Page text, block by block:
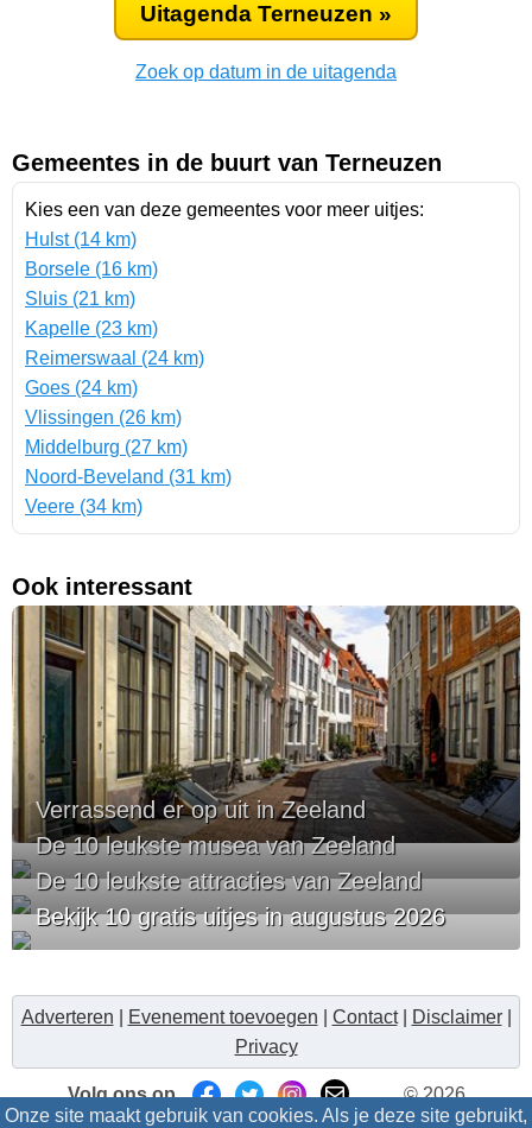
Onze site maakt gebruik van cookies. Als je deze site gebruikt,
Uitagenda Terneuzen »
Zoek op datum in de uitagenda
Gemeentes in de buurt van Terneuzen
Kies een van deze gemeentes voor meer uitjes:
Hulst (14 km)
Borsele (16 km)
Sluis (21 km)
Kapelle (23 km)
Reimerswaal (24 km)
Goes (24 km)
Vlissingen (26 km)
Middelburg (27 km)
Noord-Beveland (31 km)
Veere (34 km)
Ook interessant
Verrassend er op uit in Zeeland
De 10 leukste musea van Zeeland
De 10 leukste attracties van Zeeland
Bekijk 10 gratis uitjes in augustus 2026
Adverteren Evenement toevoegen Contact| Disclaimer|
Privacy
Volg ons op
© 2026